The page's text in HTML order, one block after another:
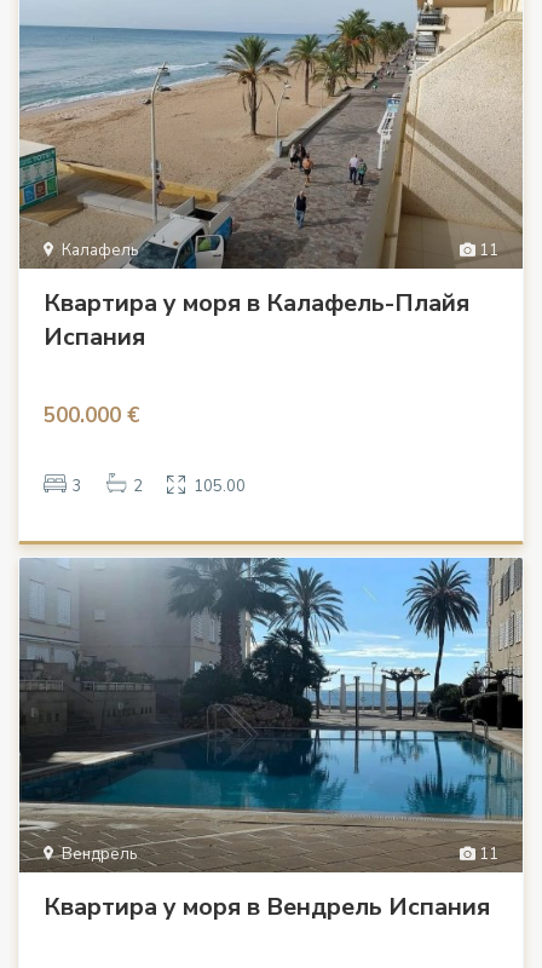
11
Калафель
Квартира у моря в Калафель-Плайя
Испания
500.000 €
3 2 105.00
11
Вендрель
Квартира у моря в Вендрель Испания